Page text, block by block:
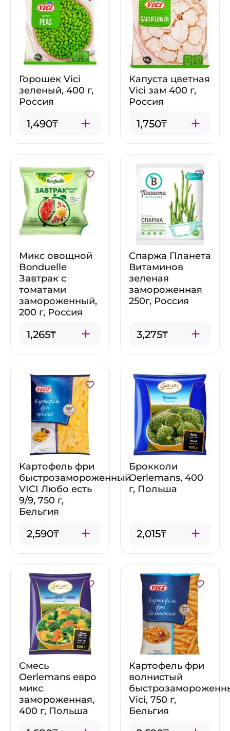
Горошек Vici
зеленый, 400 г,
Россия
1,490₸
Капуста цветная
Vici зам 400 г,
Россия
1,750₸
Микс овощной
Bonduelle
Завтрак с
томатами
замороженный,
200 г, Россия
1,265₸
Спаржа Планета
Витаминов
зеленая
замороженная
250г, Россия
3,275₸
Картофель фри
быстрозамороженный
VICI Любо есть
9/9, 750 г,
Бельгия
2,590₸
Брокколи
Oerlemans, 400
г, Польша
2,015₸
Смесь
Oerlemans евро
микс
замороженная,
400 г, Польша
Картофель фри
волнистый
Vici, 750 г,
Бельгия